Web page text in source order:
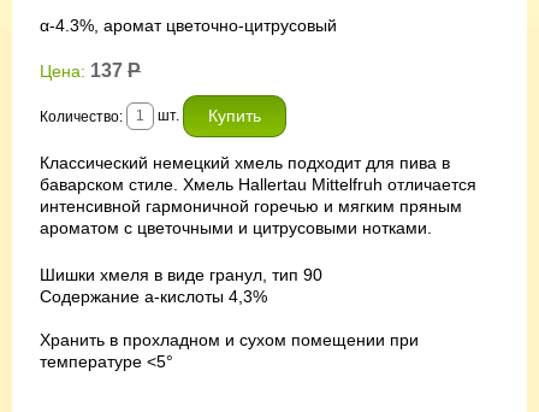
α-4.3%, аромат цветочно-цитрусовый
Цена: 137 Р
Количество: шт.
Классический немецкий хмель подходит для пива в
баварском стиле. Хмель Hallertau Mittelfruh отличается
интенсивной гармоничной горечью и мягким пряным
ароматом с цветочными и цитрусовыми нотками.
Шишки хмеля в виде гранул, тип 90
Содержание а-кислоты 4,3%
Хранить в прохладном и сухом помещении при
температуре <5°